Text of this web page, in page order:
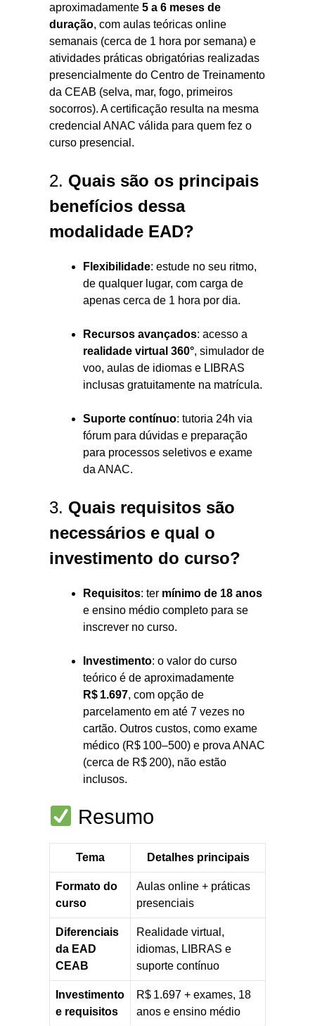
aproximadamente 5 a 6 meses de
duração, com aulas teóricas online
semanais (cerca de 1 hora por semana) e
atividades práticas obrigatórias realizadas
presencialmente do Centro de Treinamento
da CEAB (selva, mar, fogo, primeiros
socorros). A certificação resulta na mesma
credencial ANAC válida para quem fez o
curso presencial.
2. Quais são os principais
benefícios dessa
modalidade EAD?
Flexibilidade: estude no seu ritmo,
de qualquer lugar, com carga de
apenas cerca de 1 hora por dia.
Recursos avançados: acesso a
realidade virtual 360°, simulador de
voo, aulas de idiomas e LIBRAS
inclusas gratuitamente na matrícula.
Suporte contínuo: tutoria 24h via
fórum para dúvidas e preparação
para processos seletivos e exame
da ANAC.
3. Quais requisitos são
necessários e qual o
investimento do curso?
Requisitos: ter mínimo de 18 anos
e ensino médio completo para se
inscrever no curso.
Investimento: o valor do curso
teórico é de aproximadamente
R$ 1.697, com opção de
parcelamento em até 7 vezes no
cartão. Outros custos, como exame
médico (R$ 100–500) e prova ANAC
(cerca de R$ 200), não estão
inclusos.
Resumo
Tema Detalhes principais
Formato do
curso
Aulas online + práticas
presenciais
Diferenciais
da EAD
CEAB
Realidade virtual,
idiomas, LIBRAS e
suporte contínuo
Investimento
e requisitos
R$ 1.697 + exames, 18
anos e ensino médio